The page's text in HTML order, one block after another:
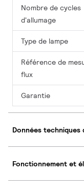
Nombre de cycles
d'allumage
Type de lampe
Référence de
flux
Garantie
Données techniques
Fonctionnement et